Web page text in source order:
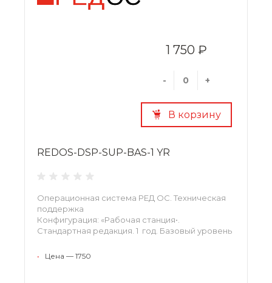
1 750 ₽
- +
В корзину
REDOS-DSP-SUP-BAS-1 YR
Операционная система РЕД ОС. Техническая
поддержка
Конфигурация: «Рабочая станция•.
Стандартная редакция. 1 год. Базовый уровень
• Цена — 1750